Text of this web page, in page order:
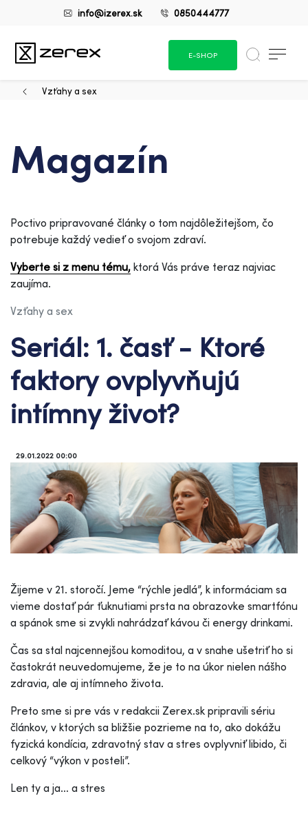
info@izerex.sk 0850444777
E-SHOP
Vzťahy a sex
Magazín
Poctivo pripravované články o tom najdôležitejšom, čo
potrebuje každý vedieť o svojom zdraví.
Vyberte si z menu tému, ktorá Vás práve teraz najviac
zaujíma.
Vzťahy a sex
Seriál: 1. časť - Ktoré
faktory ovplyvňujú
intímny život?
29.01.2022 00:00
Žijeme v 21. storočí. Jeme “rýchle jedlá”, k informáciam sa
vieme dostať pár ťuknutiami prsta na obrazovke smartfónu
a spánok sme si zvykli nahrádzať kávou či energy drinkami.
Čas sa stal najcennejšou komoditou, a v snahe ušetriť ho si
častokrát neuvedomujeme, že je to na úkor nielen nášho
zdravia, ale aj intímneho života.
Preto sme si pre vás v redakcii Zerex.sk pripravili sériu
článkov, v ktorých sa bližšie pozrieme na to, ako dokážu
fyzická kondícia, zdravotný stav a stres ovplyvniť libido, či
celkový “výkon v posteli”.
Len ty a ja… a stres